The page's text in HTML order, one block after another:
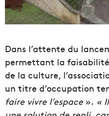
Dans l’attente du
permettant la
de la culture,
un titre d’occupation
faire vivre l’espace». «